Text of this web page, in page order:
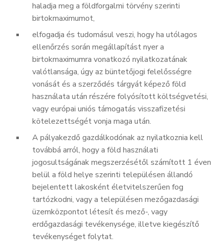
haladja meg a földforgalmi törvény szerinti
birtokmaximumot,
elfogadja és tudomásul veszi, hogy ha utólagos
ellenőrzés során megállapítást nyer a
birtokmaximumra vonatkozó nyilatkozatának
valótlansága, úgy az büntetőjogi felelősségre
vonását és a szerződés tárgyát képező föld
használata után részére folyósított költségvetési,
vagy európai uniós támogatás visszafizetési
kötelezettségét vonja maga után.
A pályakezdő gazdálkodónak az nyilatkoznia kell
továbbá arról, hogy a föld használati
jogosultságának megszerzésétől számított 1 éven
belül a föld helye szerinti településen állandó
bejelentett lakosként életvitelszerűen fog
tartózkodni, vagy a településen mezőgazdasági
üzemközpontot létesít és mező-, vagy
erdőgazdasági tevékenysége, illetve kiegészítő
tevékenységet folytat.